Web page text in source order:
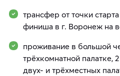
трансфер от точки
финиша в г. Воронеж на
проживание в большой
трёхкомнатной палатке,
двух- и трёхместных